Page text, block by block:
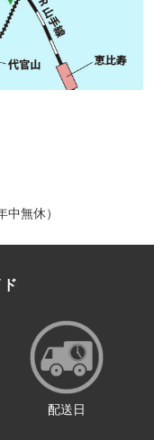
無休）
配送日